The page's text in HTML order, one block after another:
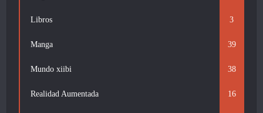
Libros 3
Manga 39
Mundo xiibi 38
Realidad Aumentada 16